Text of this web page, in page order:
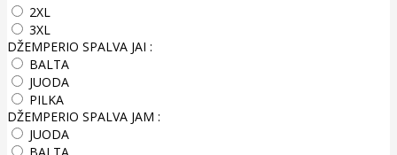
2XL
3XL
DŽEMPERIO SPALVA JAI :
BALTA
JUODA
PILKA
DŽEMPERIO SPALVA JAM :
JUODA